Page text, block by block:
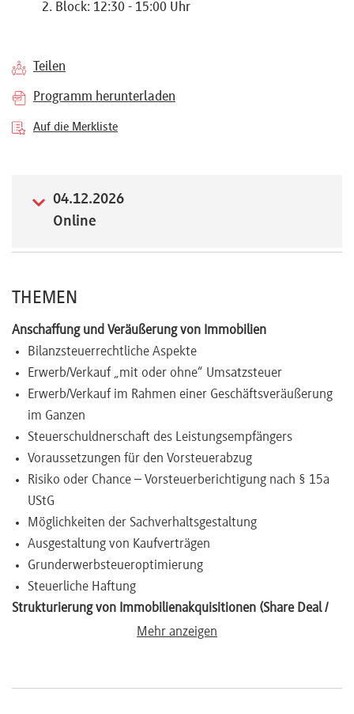
Kontakt
uns
FAQ
Newsletter
2. Block: 12:30 - 15:00 Uhr
Teilen
Programm herunterladen
Auf die Merkliste
04.12.2026
Online
THEMEN
Anschaffung und Veräußerung von Immobilien
Bilanzsteuerrechtliche Aspekte
Erwerb/Verkauf „mit oder ohne“ Umsatzsteuer
Erwerb/Verkauf im Rahmen einer Geschäftsveräußerung
im Ganzen
Steuerschuldnerschaft des Leistungsempfängers
Voraussetzungen für den Vorsteuerabzug
Risiko oder Chance – Vorsteuerberichtigung nach § 15a
UStG
Möglichkeiten der Sachverhaltsgestaltung
Ausgestaltung von Kaufverträgen
Grunderwerbsteueroptimierung
Steuerliche Haftung
Strukturierung von Immobilienakquisitionen (Share Deal /
Asset Deal) und konzerninterne Umstrukturierungen
Mehr anzeigen